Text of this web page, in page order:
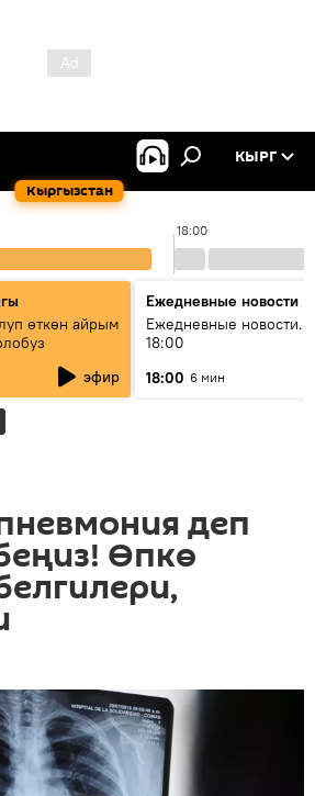
Кыргызстан
КЫРГ
18:00
өткөн айрым
эфир
Ежедневные новости
Ежедневные новости.
18:00
18:00 6 мин
деп
Өпкө